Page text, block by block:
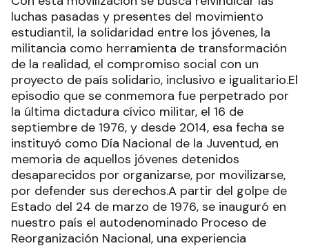
luchas pasadas y presentes del movimiento
estudiantil, la solidaridad entre los jóvenes, la
militancia como herramienta de transformación
de la realidad, el compromiso social con un
proyecto de país solidario, inclusivo e igualitario.El
episodio que se conmemora fue perpetrado por
la última dictadura cívico militar, el 16 de
septiembre de 1976, y desde 2014, esa fecha se
instituyó como Día Nacional de la Juventud, en
memoria de aquellos jóvenes detenidos
desaparecidos por organizarse, por movilizarse,
por defender sus derechos.A partir del golpe de
Estado del 24 de marzo de 1976, se inauguró en
nuestro país el autodenominado Proceso de
Reorganización Nacional, una experiencia